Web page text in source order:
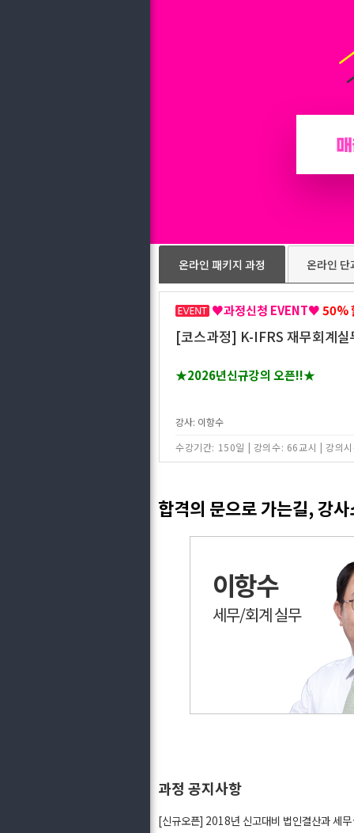
온라인 패키지 과정 온라인 단
♥과정신청 EVENT♥50%
[코스과정] K-IFRS 재무회계
★2026년신규강의 오픈!!★
강사: 이항수
수강기간: 150일 | 강의수: 66교시 | 강의
합격의 문으로 가는길, 강
이항수
세무/회계 실무
과정 공지사항
[신